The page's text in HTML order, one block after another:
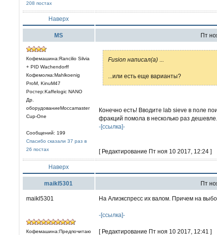
208 постах
Наверх
MS Пт
Кофемашина:Rancilio Silvia
+ PID Wachendorff
Кофемолка:Mahlkoenig
ProM, KinuM47
Ростер:Kaffelogic NANO
Др.
оборудованиеMoccamaster
Cup-One
Сообщений: 199
Спасибо сказали 37 раз в
26 постах
Fusion написал(а)
...или есть еще варианты?
Конечно есть! Вводите lab sieve в поле
фракций помола в несколько раз дешевле.
-[ссылка]-
[ Редактирование Пт ноя 10 2017, 12:24 ]
Наверх
maikl5301 Пт
maikl5301
Кофемашина:Предпочитаю
На Алиэкспресс их валом. Причем на
-[ссылка]-
[ Редактирование Пт ноя 10 2017, 12:41 ]